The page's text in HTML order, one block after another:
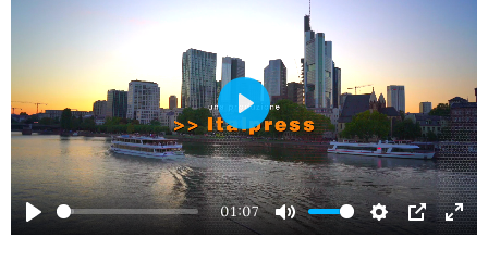
PLAY
01:07
MUTE SETTINGS
PIP
PLAY